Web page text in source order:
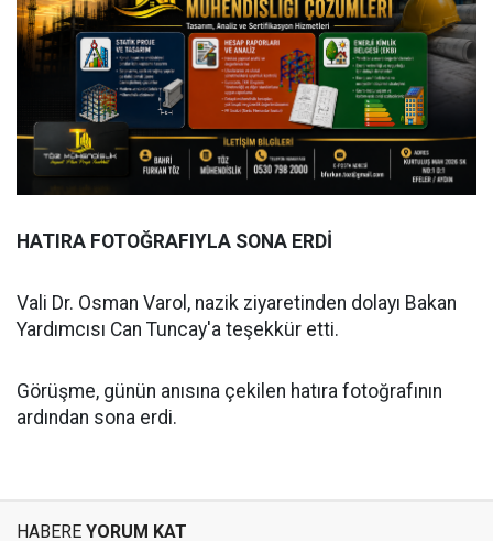
HATIRA FOTOĞRAFIYLA SONA ERDİ
Vali Dr. Osman Varol, nazik ziyaretinden dolayı Bakan
Yardımcısı Can Tuncay'a teşekkür etti.
Görüşme, günün anısına çekilen hatıra fotoğrafının
ardından sona erdi.
HABERE YORUM KAT